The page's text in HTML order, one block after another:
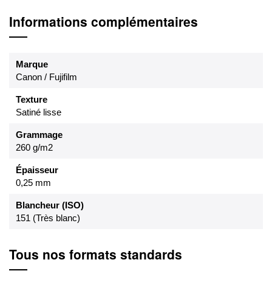
Informations complémentaires
Marque
Canon / Fujifilm
Texture
Satiné lisse
Grammage
260 g/m2
Épaisseur
0,25 mm
Blancheur (ISO)
151 (Très blanc)
Tous nos formats standards